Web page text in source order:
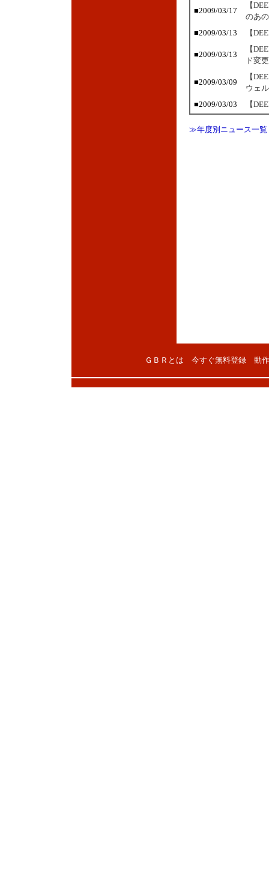
■2009/03/17
【
のあ
■2009/03/13
【
■2009/03/13
【
ド変更
■2009/03/09
【
ウェ
■2009/03/03
【
≫年度別ニュース一覧
ＧＢＲとは 今すぐ無料登録 動